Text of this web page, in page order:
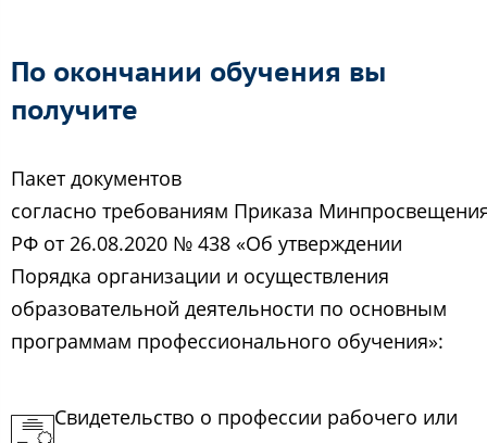
По окончании обучения вы
получите
Пакет документов
согласно требованиям Приказа
РФ от 26.08.2020 № 438 «Об утверждении
Порядка организации и осуществления
образовательной деятельности по основным
программам профессионального обучения»:
Свидетельство о профессии рабочего или